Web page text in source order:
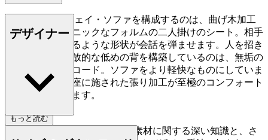
RF1903サイドウェイ・ソファを構成するのは、曲げ木加工
の背板とオーガニックなフォルムの二人掛けのシート。相手
と斜めに対面するような形状が会話を弾ませます。人を招き
入れるような開放的な低めの背を構築しているのは、無垢の
木材とペーパーコード。ソファをより軽快なものにしていま
す。そして背と座に施された張り加工が至極のコンフォート
を創り出しています。
もっと読む
デザイナー
リッケ・フロスト (1973-) は、素材に関する深い知識と、さ